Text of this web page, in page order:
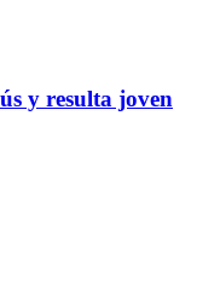
y resulta joven